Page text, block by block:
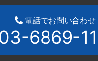
電話でお問い合わせ
03-6869-